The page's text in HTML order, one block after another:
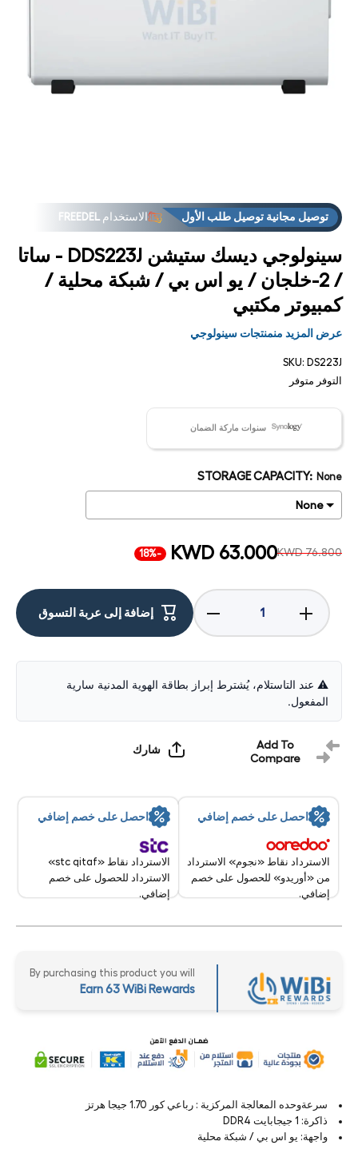
توصيل مجانية توصيل طلب الأول الاستخدام FREEDEL
سينولوجي ديسك ستيشن DDS223J - ساتا
/ 2-خلجان / يو اس بي / شبكة محلية /
كمبيوتر مكتبي
عرض المزيد منمنتجات سينولوجي
SKU: DS223J
التوفر
متوفر
سنوات ماركة الضمان
STORAGE CAPACITY: None
KWD 76.800
KWD 63.000
-18%
تقليل
الكمية لـ
سينولوجي
ستيشن -
خلجان يو
اس بي
محلية
زيادة
الكمية لـ
سينولوجي
ستيشن -
خلجان يو
اس بي
شبكة
محلية
مكتبي
إضافة إلى عربة التسوق
⚠️ عند التاستلام، يُشترط إبراز بطاقة الهوية المدنية سارية
المفعول.
Add To
Compare
شارك
احصل على خصم إضافي
الاسترداد نقاط «نجوم» الاسترداد
من «أوريدو» للحصول على خصم
إضافي.
احصل على خصم إضافي
الاسترداد نقاط «stc qitaf»
الاسترداد للحصول على خصم
إضافي.
By purchasing this product you will
Earn 63 WiBi Rewards
سرعةوحده المعالجة المركزية : رباعي كور 1.70 جيجا هرتز
ذاكرة: 1 جيجابايت DDR4
واجهة: يو اس بي / شبكة محلية